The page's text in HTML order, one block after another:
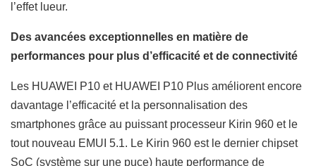
l’effet lueur.
Des avancées exceptionnelles en matière de
performances pour plus d’efficacité et de connectivité
Les HUAWEI P10 et HUAWEI P10 Plus améliorent encore
davantage l’efficacité et la personnalisation des
smartphones grâce au puissant processeur Kirin 960 et le
tout nouveau EMUI 5.1. Le Kirin 960 est le dernier chipset
SoC (système sur une puce) haute performance de